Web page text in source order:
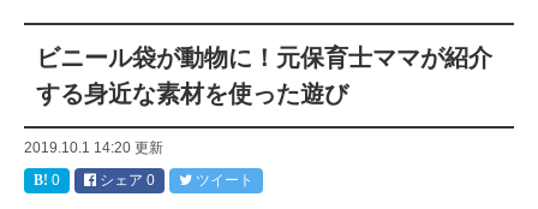
ビニール袋が動物に！元保育士ママが紹介
する身近な素材を使った遊び
2019.10.1 14:20 更新
0
シェア 0 ツイート